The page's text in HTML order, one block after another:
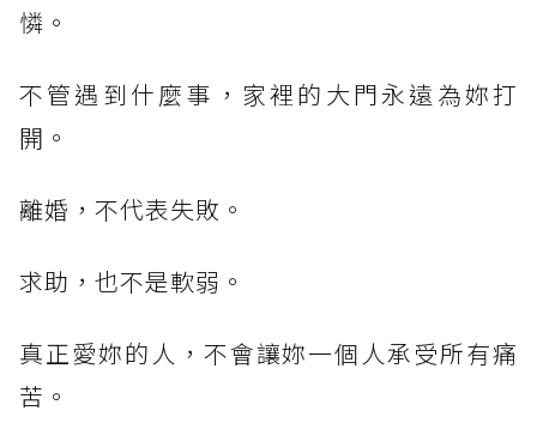
憐。
不管遇到什麼事，家裡的大門永遠為妳打
開。
離婚，不代表失敗。
求助，也不是軟弱。
真正愛妳的人，不會讓妳一個人承受所有痛
苦。